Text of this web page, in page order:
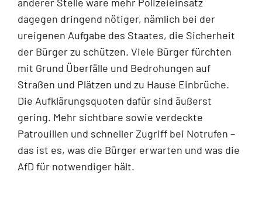
dagegen dringend nötiger, nämlich bei der
ureigenen Aufgabe des Staates, die Sicherheit
der Bürger zu schützen. Viele Bürger fürchten
mit Grund Überfälle und Bedrohungen auf
Straßen und Plätzen und zu Hause Einbrüche.
Die Aufklärungsquoten dafür sind äußerst
gering. Mehr sichtbare sowie verdeckte
Patrouillen und schneller Zugriff bei Notrufen –
das ist es, was die Bürger erwarten und was die
AfD für notwendiger hält.